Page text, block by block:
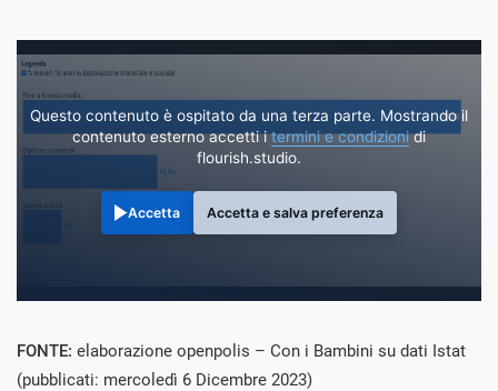
Questo contenuto è ospitato da una terza parte. Mostrando il
contenuto esterno accetti itermini e condizionidi
flourish.studio.
Accetta Accetta e salva preferenza
FONTE: elaborazione openpolis – Con i Bambini su dati Istat
(pubblicati: mercoledì 6 Dicembre 2023)